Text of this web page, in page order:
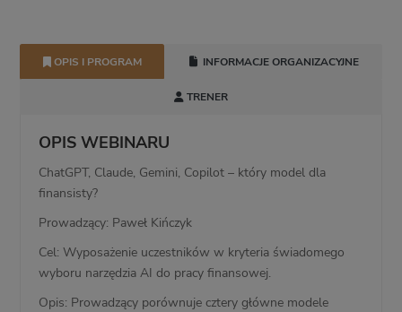
OPIS I PROGRAM INFORMACJE ORGANIZACYJNE
TRENER
OPIS WEBINARU
ChatGPT, Claude, Gemini, Copilot – który model dla
finansisty?
Prowadzący: Paweł Kińczyk
Cel: Wyposażenie uczestników w kryteria świadomego
wyboru narzędzia AI do pracy finansowej.
Opis: Prowadzący porównuje cztery główne modele